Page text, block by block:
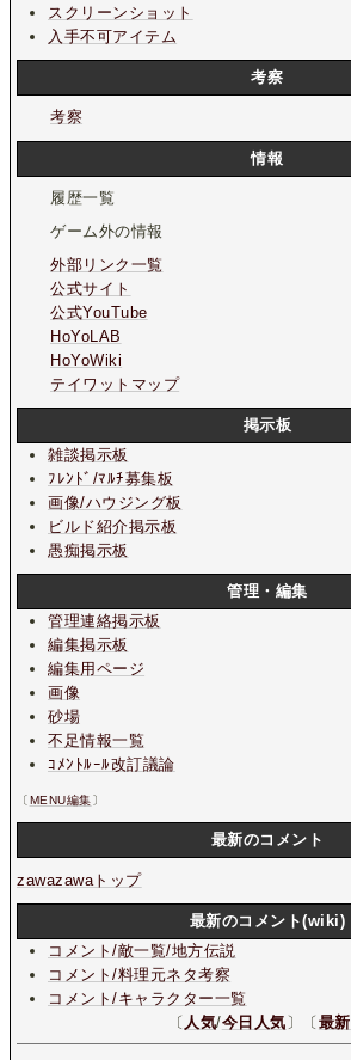
スクリーンショット
入手不可アイテム
考察
考察
情報
履歴一覧
ゲーム外の情報
外部リンク一覧
公式サイト
公式YouTube
HoYoLAB
HoYoWiki
テイワットマップ
掲示板
雑談掲示板
ﾌﾚﾝﾄﾞ/ﾏﾙﾁ募集板
画像/ハウジング板
ビルド紹介掲示板
愚痴掲示板
管理・編集
管理連絡掲示板
編集掲示板
編集用ページ
画像
砂場
不足情報一覧
ｺﾒﾝﾄﾙｰﾙ改訂議論
〔MENU編集〕
最新のコメント
zawazawaトップ
最新のコメント(wiki)
コメント/敵一覧/地方伝説
コメント/料理元ネタ考察
コメント/キャラクター一覧
〔 人気/今日人気 〕〔 最新